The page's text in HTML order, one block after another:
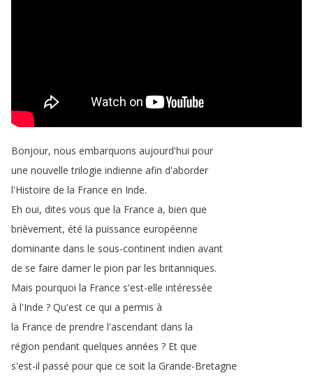
Bonjour, nous embarquons aujourd'hui pour
une nouvelle trilogie indienne afin d'aborder
l'Histoire de la France en Inde.
Eh oui, dites vous que la France a, bien que
brièvement, été la puissance européenne
dominante dans le sous-continent indien avant
de se faire damer le pion par les britanniques.
Mais pourquoi la France s'est-elle intéressée
à l'Inde ? Qu'est ce qui a permis à
la France de prendre l'ascendant dans la
région pendant quelques années ? Et que
s'est-il passé pour que ce soit la Grande-Bretagne